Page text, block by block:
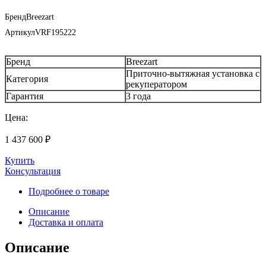
БрендBreezart
АртикулVRF195222
Бренд
Breezart
Категория
Приточно-вытяжная установка с
рекуператором
Гарантия
3 года
Цена:
1 437 600 ₽
Купить
Консультация
Подробнее о товаре
Описание
Доставка и оплата
Описание